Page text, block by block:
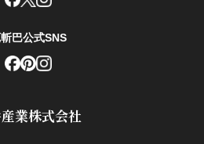
業株式会社
巴公式SNS